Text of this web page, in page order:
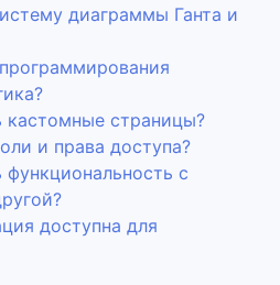
диаграммы Ганта и
кастомные страницы?
и права доступа?
с
доступна для